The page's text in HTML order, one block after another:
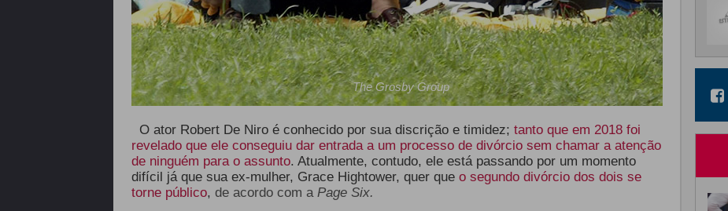
The Grosby Group
O ator Robert De Niro é conhecido por sua discrição e timidez; tanto que em 2018 foi
revelado que ele conseguiu dar entrada a um processo de divórcio sem chamar a atenção
de ninguém para o assunto. Atualmente, contudo, ele está passando por um momento
difícil já que sua ex-mulher, Grace Hightower, quer que o segundo divórcio dos dois se
torne público, de acordo com a Page Six.